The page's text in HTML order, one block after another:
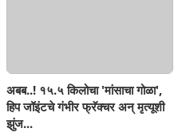
अबब..! १५.५ किलोचा 'मांसाचा गोळा',
हिप जॉइंटचे गंभीर फ्रॅक्चर अन् मृत्यूशी
झुंज...